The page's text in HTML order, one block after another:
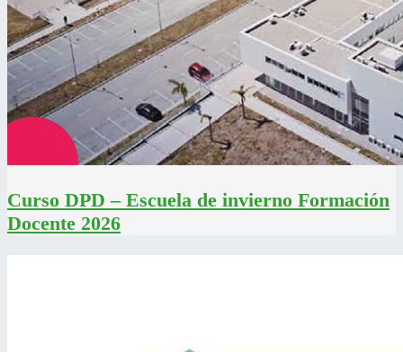
Curso DPD – Escuela de invierno Formación
Docente 2026